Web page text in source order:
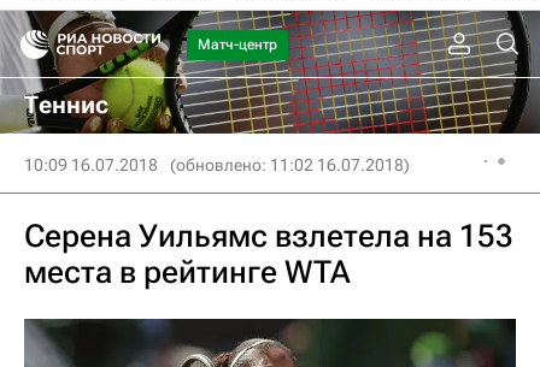
Матч-центр
Теннис
10:09 16.07.2018 (обновлено: 11:02 16.07.2018)
Серена Уильямс взлетела на 153
места в рейтинге WTA‍